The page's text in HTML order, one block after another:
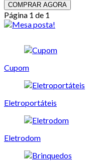
COMPRAR AGORA
Página 1 de 1
Cupom
Eletroportáteis
Eletrodom